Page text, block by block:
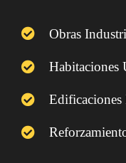
Obras
Habitaciones